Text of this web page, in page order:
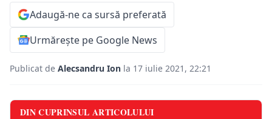
Adaugă-ne ca sursă preferată
Urmărește pe Google News
Publicat de Alecsandru Ion la 17 iulie 2021, 22:21
DIN CUPRINSUL ARTICOLULUI